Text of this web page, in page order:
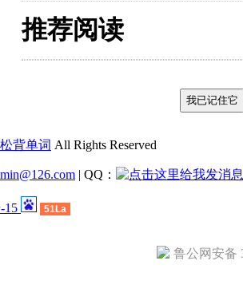
推荐阅读
背单词 All Rights Reserved
| QQ：
15 51La
鲁公网安备